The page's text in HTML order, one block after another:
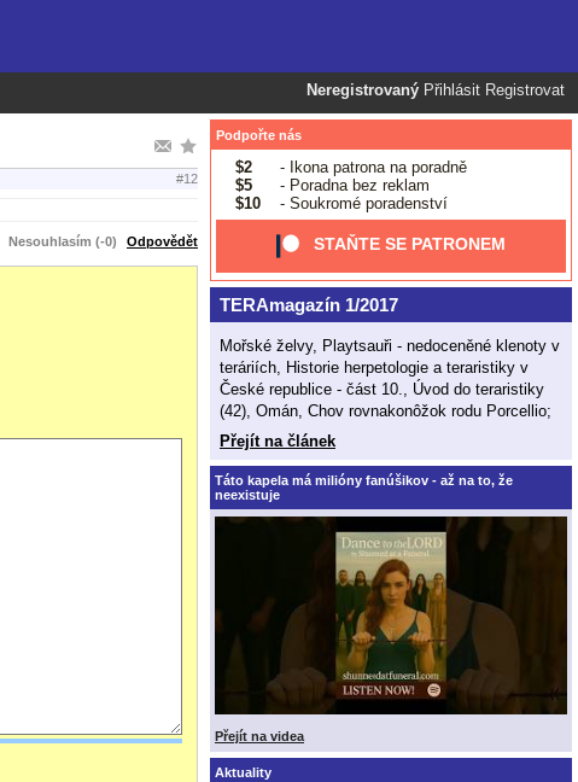
Neregistrovaný Přihlásit Registrovat
#12
Nesouhlasím (-0) Odpovědět
Podpořte nás
$2
- Ikona patrona na poradně
$5
- Poradna bez reklam
$10
- Soukromé poradenství
STAŇTE SE PATRONEM
TERAmagazín 1/2017
Mořské želvy, Playtsauři - nedoceněné klenoty v
teráriích, Historie herpetologie a teraristiky v
České republice - část 10., Úvod do teraristiky
(42), Omán, Chov rovnakonôžok rodu Porcellio;
Přejít na článek
Táto kapela má milióny fanúšikov - až na to, že
neexistuje
Přejít na videa
Aktuality